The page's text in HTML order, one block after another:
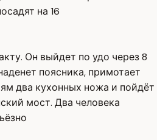
на 16
Он выйдет по удо через 8
поясника, примотает
два кухонных ножа и пойдёт
мост. Два человека